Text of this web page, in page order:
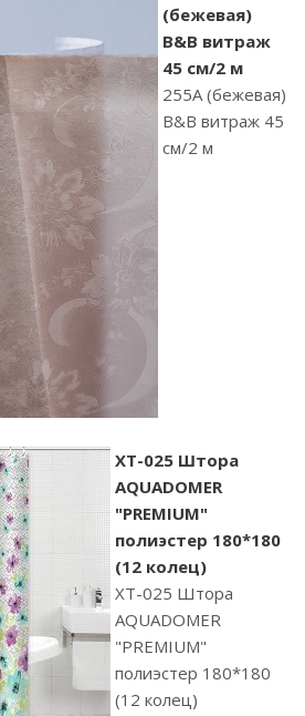
(бежевая)
B&B витраж
45 см/2 м
255A (бежевая)
B&B витраж 45
см/2 м
XT-025 Штора
AQUADOMER
"PREMIUM"
полиэстер 180*180
(12 колец)
XT-025 Штора
AQUADOMER
"PREMIUM"
полиэстер 180*180
(12 колец)